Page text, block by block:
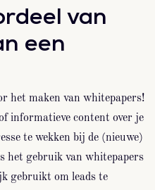
van
een
het maken van whitepapers!
informatieve content over je
te wekken bij de (nieuwe)
het gebruik van whitepapers
gebruikt om leads te